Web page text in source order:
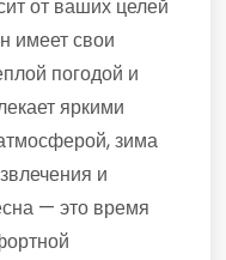
от ваших целей
имеет свои
погодой и
яркими
зима
и
— это время